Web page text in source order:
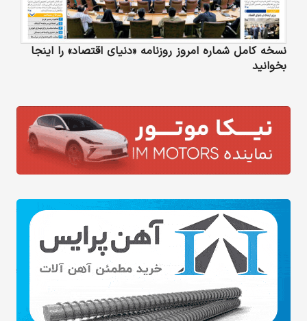
نسخه کامل شماره امروز روزنامه «دنیای‌ اقتصاد» را اینجا
بخوانید